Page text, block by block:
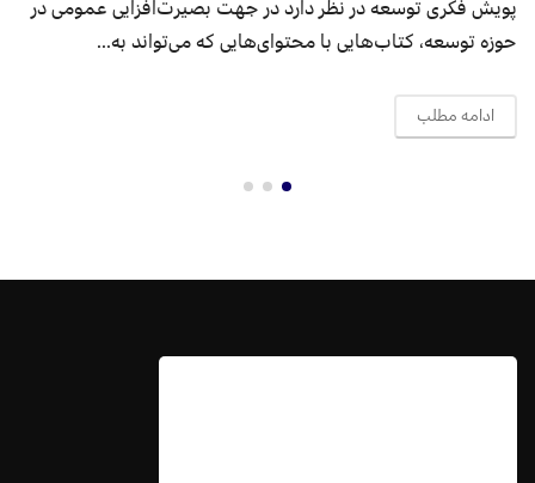
بصیرت‌افزایی عمومی در
می‌تواند به...
فایل صوتی ارائه کتاب «دولت‌های
کافه توسعه، در ادامه ارائه می‌گردد.